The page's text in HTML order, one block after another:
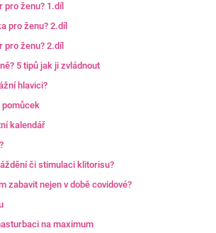
pro ženu? 1.díl
pro ženu? 2.díl
pro ženu? 2.díl
5 tipů jak ji zvládnout
hlavici?
pomůcek
kalendář
či stimulaci klitorisu?
zabavit nejen v době covidové?
na maximum